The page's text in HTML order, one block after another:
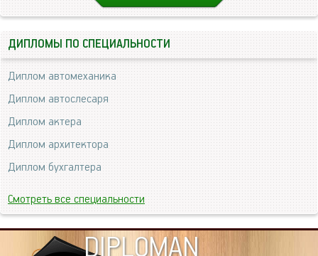
ДИПЛОМЫ ПО СПЕЦИАЛЬНОСТИ
Диплом автомеханика
Диплом автослесаря
Диплом актера
Диплом архитектора
Диплом бухгалтера
Смотреть все специальности
DIPLOMAN